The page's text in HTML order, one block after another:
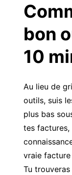
bon
10
Au lieu de
outils, suis
plus bas
tes factures,
vraie
Tu